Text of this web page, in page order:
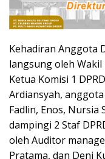
Kehadiran Anggota
langsung oleh Wakil
Ketua Komisi 1
Ardiansyah,
Fadlin, Enos, Nursia
dampingi 2 Staf
oleh Auditor
Pratama, dan Deni